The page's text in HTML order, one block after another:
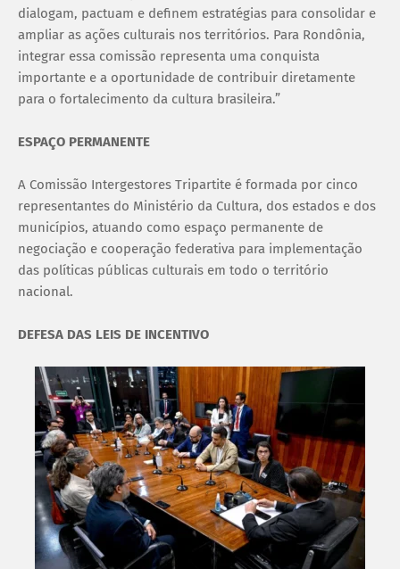
dialogam, pactuam e definem estratégias para consolidar e
ampliar as ações culturais nos territórios. Para Rondônia,
integrar essa comissão representa uma conquista
importante e a oportunidade de contribuir diretamente
para o fortalecimento da cultura brasileira.”
ESPAÇO PERMANENTE
A Comissão Intergestores Tripartite é formada por cinco
representantes do Ministério da Cultura, dos estados e dos
municípios, atuando como espaço permanente de
negociação e cooperação federativa para implementação
das políticas públicas culturais em todo o território
nacional.
DEFESA DAS LEIS DE INCENTIVO